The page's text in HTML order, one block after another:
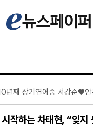
럴 거면 따로 가!”
작하는 차태현, “잊